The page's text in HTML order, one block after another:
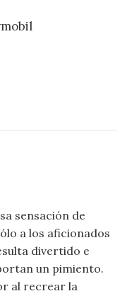
sensación de
a los aficionados
divertido e
un pimiento.
al recrear la